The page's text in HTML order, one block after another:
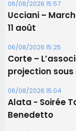
Les brèves
06/08/2026 15:57
Ucciani –
11 août